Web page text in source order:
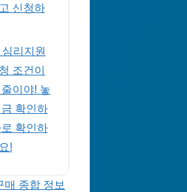
신청하
리지원
조건이
이야! 놓
확인하
확인하
!
매 종합 정보